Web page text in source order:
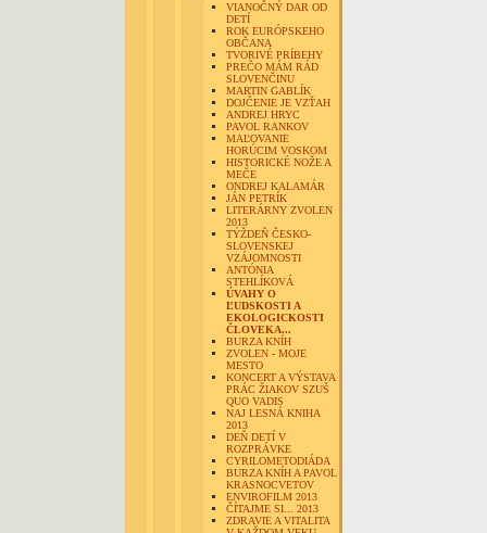
VIANOČNÝ DAR OD
DETÍ
ROK EURÓPSKEHO
OBČANA
TVORIVÉ PRÍBEHY
PREČO MÁM RÁD
SLOVENČINU
MARTIN GABLÍK
DOJČENIE JE VZŤAH
ANDREJ HRYC
PAVOL RANKOV
MAĽOVANIE
HORÚCIM VOSKOM
HISTORICKÉ NOŽE A
MEČE
ONDREJ KALAMÁR
JÁN PETRÍK
LITERÁRNY ZVOLEN
2013
TÝŽDEŇ ČESKO-
SLOVENSKEJ
VZÁJOMNOSTI
ANTÓNIA
STEHLÍKOVÁ
ÚVAHY O
ĽUDSKOSTI A
EKOLOGICKOSTI
ČLOVEKA...
BURZA KNÍH
ZVOLEN - MOJE
MESTO
KONCERT A VÝSTAVA
PRÁC ŽIAKOV SZUŠ
QUO VADIS
NAJ LESNÁ KNIHA
2013
DEŇ DETÍ V
ROZPRÁVKE
CYRILOMETODIÁDA
BURZA KNÍH A PAVOL
KRASNOCVETOV
ENVIROFILM 2013
ČÍTAJME SI... 2013
ZDRAVIE A VITALITA